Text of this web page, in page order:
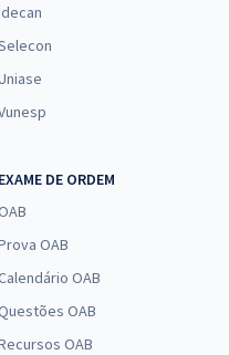
EXAME DE ORDEM
OAB
OAB
OAB
OAB